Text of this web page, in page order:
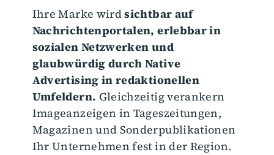
Ihre Marke wirdsichtbar auf
Nachrichtenportalen, erlebbar in
sozialen Netzwerken und
glaubwürdig durch Native
Advertising in redaktionellen
Umfeldern. Gleichzeitig verankern
Imageanzeigen in Tageszeitungen,
Magazinen und Sonderpublikationen
Ihr Unternehmen fest in der Region.